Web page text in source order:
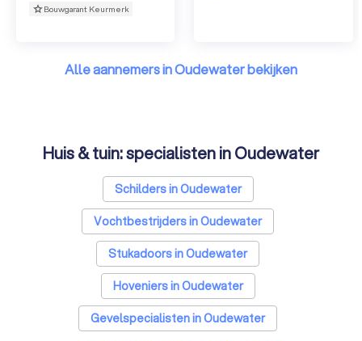
Bouwgarant Keurmerk
Alle aannemers in Oudewater bekijken
Huis & tuin: specialisten in Oudewater
Schilders in Oudewater
Vochtbestrijders in Oudewater
Stukadoors in Oudewater
Hoveniers in Oudewater
Gevelspecialisten in Oudewater